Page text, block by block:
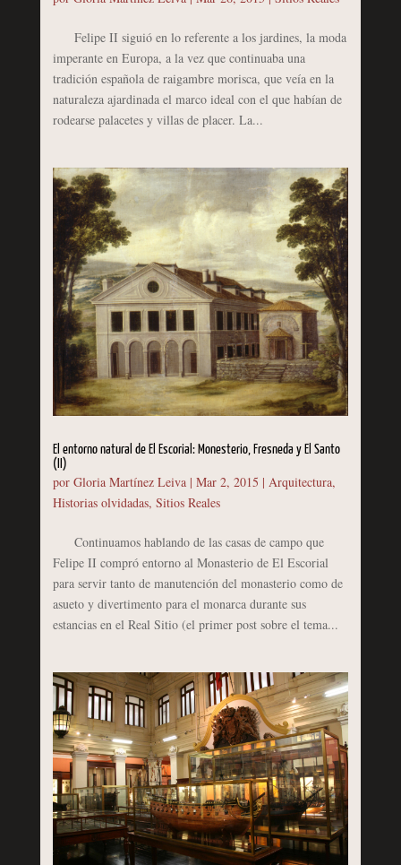
Felipe II siguió en lo referente a los jardines, la moda
imperante en Europa, a la vez que continuaba una
tradición española de raigambre morisca, que veía en la
naturaleza ajardinada el marco ideal con el que habían de
rodearse palacetes y villas de placer. La...
El entorno natural de El Escorial: Monesterio, Fresneda y El Santo
(II)
por Gloria Martínez Leiva| Mar 2, 2015 | Arquitectura,
Historias olvidadas, Sitios Reales
Continuamos hablando de las casas de campo que
Felipe II compró entorno al Monasterio de El Escorial
para servir tanto de manutención del monasterio como de
asueto y divertimento para el monarca durante sus
estancias en el Real Sitio (el primer post sobre el tema...